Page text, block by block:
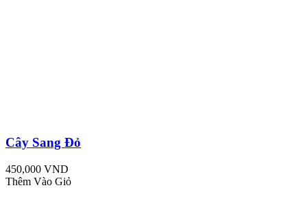
Cây Sang Đỏ
450,000 VND
Thêm Vào Giỏ